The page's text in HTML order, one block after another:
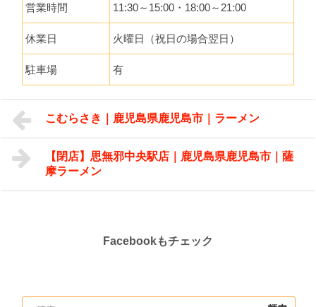
営業時間 11:30～15:00・18:00～21:00
休業日 火曜日（祝日の場合翌日）
駐車場 有
こむらさき｜鹿児島県鹿児島市｜ラーメン
【閉店】思無邪中央駅店｜鹿児島県鹿児島市｜薩
摩ラーメン
Facebookもチェック